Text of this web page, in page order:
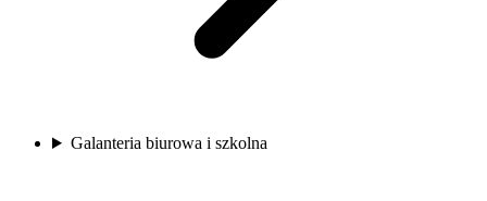
Galanteria biurowa i szkolna